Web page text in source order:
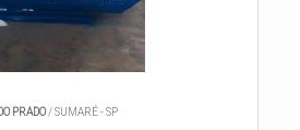
PRADO/ SUMARÉ - SP